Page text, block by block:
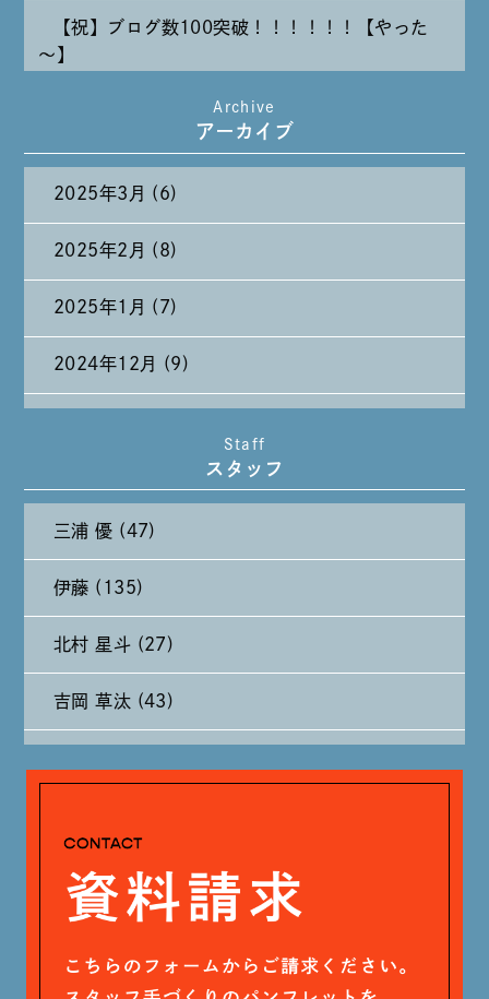
【祝】ブログ数100突破！！！！！！【やった
～】
たまには純喫茶なんて～～～
Archive
アーカイブ
2025年3月 (6)
2025年2月 (8)
2025年1月 (7)
2024年12月 (9)
2024年9月 (11)
2024年8月 (11)
2024年7月 (11)
2024年6月 (12)
Staff
スタッフ
三浦 優 (47)
伊藤 (135)
北村 星斗 (27)
吉岡 草汰 (43)
戸田 好紀 (81)
木村 珠梨音 (101)